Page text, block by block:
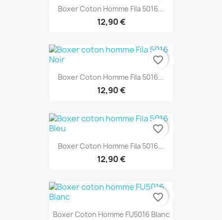
Boxer Coton Homme Fila 5016...
12,90 €
Boxer Coton Homme Fila 5016...
12,90 €
favorite_border
Boxer Coton Homme Fila 5016...
12,90 €
favorite_border
Boxer Coton Homme FU5016 Blanc
favorite_border